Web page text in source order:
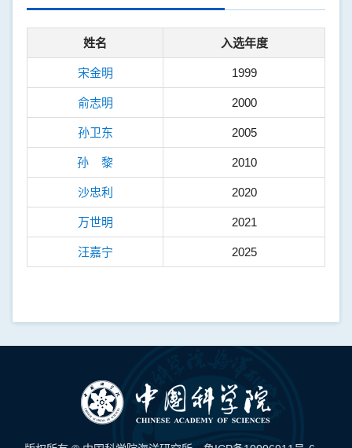
姓名 入选年度
宋金明 1999
俞志明 2000
孙卫东 2005
孙 黎 2010
沙忠利 2020
万世明 2021
汪嘉宁 2025